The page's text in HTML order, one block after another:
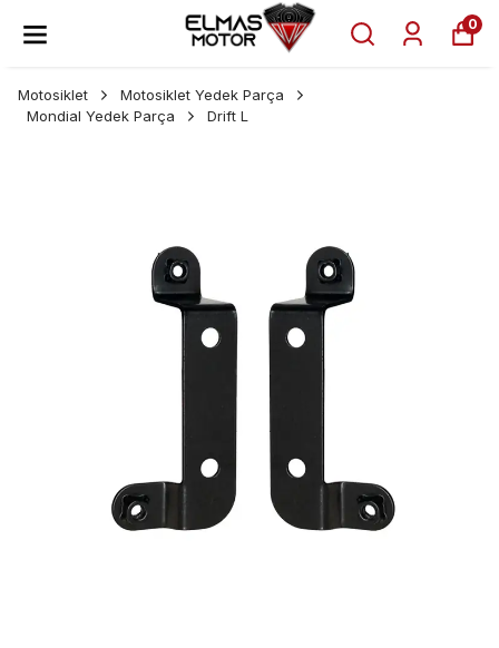
0
Motosiklet
Motosiklet Yedek Parça
Mondial Yedek Parça
Drift L